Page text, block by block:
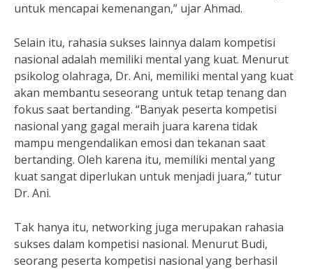
untuk mencapai kemenangan,” ujar Ahmad.
Selain itu, rahasia sukses lainnya dalam kompetisi
nasional adalah memiliki mental yang kuat. Menurut
psikolog olahraga, Dr. Ani, memiliki mental yang kuat
akan membantu seseorang untuk tetap tenang dan
fokus saat bertanding. “Banyak peserta kompetisi
nasional yang gagal meraih juara karena tidak
mampu mengendalikan emosi dan tekanan saat
bertanding. Oleh karena itu, memiliki mental yang
kuat sangat diperlukan untuk menjadi juara,” tutur
Dr. Ani.
Tak hanya itu, networking juga merupakan rahasia
sukses dalam kompetisi nasional. Menurut Budi,
seorang peserta kompetisi nasional yang berhasil